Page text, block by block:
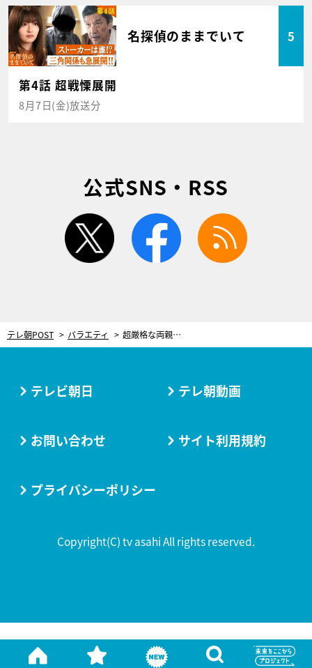
名探偵のままでいて 5
第4話 超戦慄展開
8月7日(金)放送分
公式SNS・RSS
twitter facebook
テレ朝POST バラエティ 超厳格な両親をもつ妻！婚前交渉は絶対NGだったが…お泊り旅行で“エンジョイ”を決意
テレビ朝日 テレ朝動画
お問い合わせ サイト利用規約
プライバシーポリシー
Copyright(C) tv asahi All rights reserved.